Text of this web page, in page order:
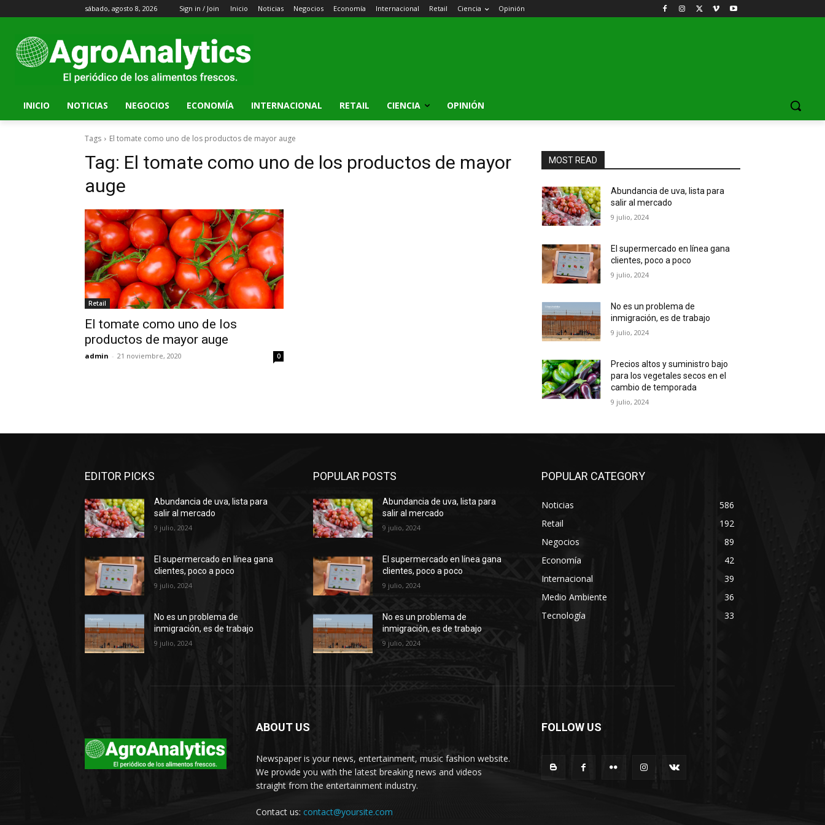
sábado, agosto 8, 2026 Sign in / Join Inicio Noticias Negocios Economía Internacional Retail Ciencia Opinión
INICIO NOTICIAS NEGOCIOS ECONOMÍA INTERNACIONAL RETAIL CIENCIA OPINIÓN
Tags El tomate como uno de los productos de mayor auge
Tag: El tomate como uno de los productos de mayor
auge
Retail
El tomate como uno de los
productos de mayor auge
admin - 21 noviembre, 2020 0
MOST READ
Abundancia de uva, lista para
salir al mercado
9 julio, 2024
El supermercado en línea gana
clientes, poco a poco
9 julio, 2024
No es un problema de
inmigración, es de trabajo
9 julio, 2024
Precios altos y suministro bajo
para los vegetales secos en el
cambio de temporada
9 julio, 2024
EDITOR PICKS
Abundancia de uva, lista para
salir al mercado
9 julio, 2024
El supermercado en línea gana
clientes, poco a poco
9 julio, 2024
No es un problema de
inmigración, es de trabajo
9 julio, 2024
POPULAR POSTS
Abundancia de uva, lista para
salir al mercado
9 julio, 2024
El supermercado en línea gana
clientes, poco a poco
9 julio, 2024
No es un problema de
inmigración, es de trabajo
9 julio, 2024
POPULAR CATEGORY
Noticias
586
Retail
192
Negocios
89
Economía
42
Internacional
39
Medio Ambiente
36
Tecnología
33
ABOUT US
Newspaper is your news, entertainment, music fashion website.
We provide you with the latest breaking news and videos
straight from the entertainment industry.
Contact us: contact@yoursite.com
FOLLOW US